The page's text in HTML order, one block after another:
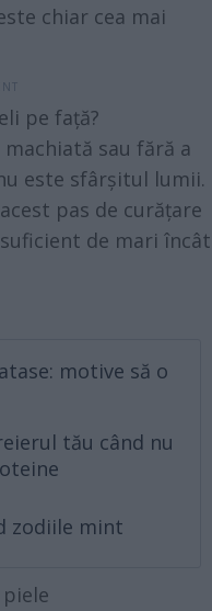
chiar cea mai
pe față?
sau fără a
este sfârșitul lumii.
pas de curățare
de mari încât
motive să o
tău când nu
zodiile mint